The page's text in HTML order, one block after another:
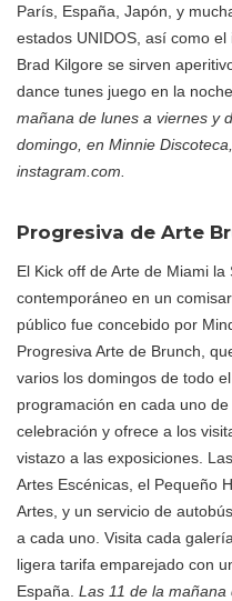
París, España, Japón, y
estados UNIDOS, así como
Brad Kilgore se sirven
dance tunes juego en la noche.
mañana de lunes a viernes y
domingo, en Minnie
instagram.com.
Progresiva de Arte
El Kick off de Arte de Miami
contemporáneo en un
público fue concebido por
Progresiva Arte de Brunch,
varios los domingos de todo
programación en cada uno
celebración y ofrece a los
vistazo a las exposiciones.
Artes Escénicas, el Pequeño
Artes, y un servicio de
a cada uno. Visita cada
ligera tarifa emparejado con
España. Las 11 de la mañana